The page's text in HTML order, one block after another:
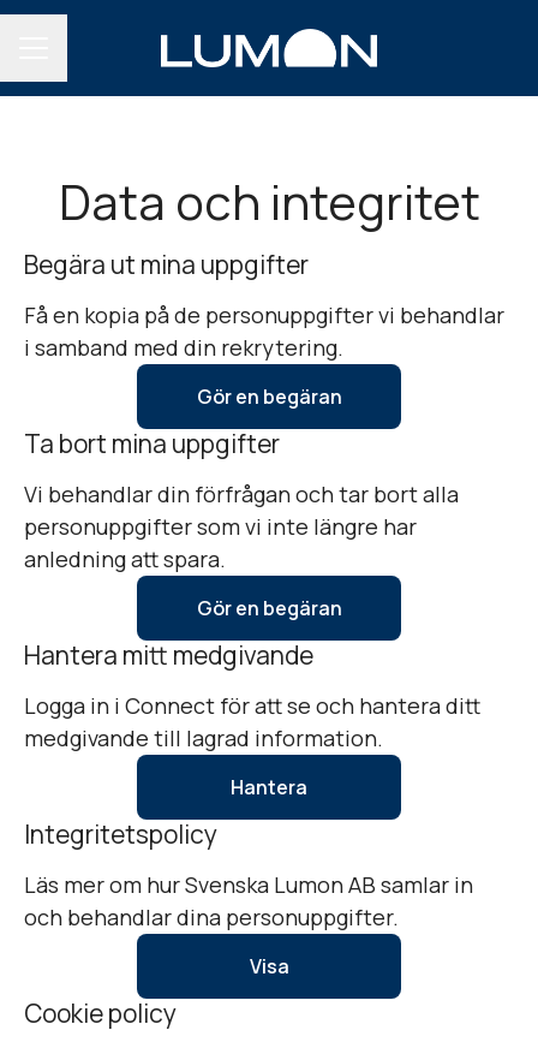
Data och integritet
Begära ut mina uppgifter
Få en kopia på de personuppgifter vi behandlar
i samband med din rekrytering.
Gör en begäran
Ta bort mina uppgifter
Vi behandlar din förfrågan och tar bort alla
personuppgifter som vi inte längre har
anledning att spara.
Gör en begäran
Hantera mitt medgivande
Logga in i Connect för att se och hantera ditt
medgivande till lagrad information.
Hantera
Integritetspolicy
Läs mer om hur Svenska Lumon AB samlar in
och behandlar dina personuppgifter.
Visa
Cookie policy